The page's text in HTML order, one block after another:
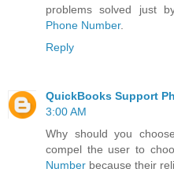
problems solved just
Phone Number.
Reply
QuickBooks Support
3:00 AM
Why should you
compel the user to
Number because their